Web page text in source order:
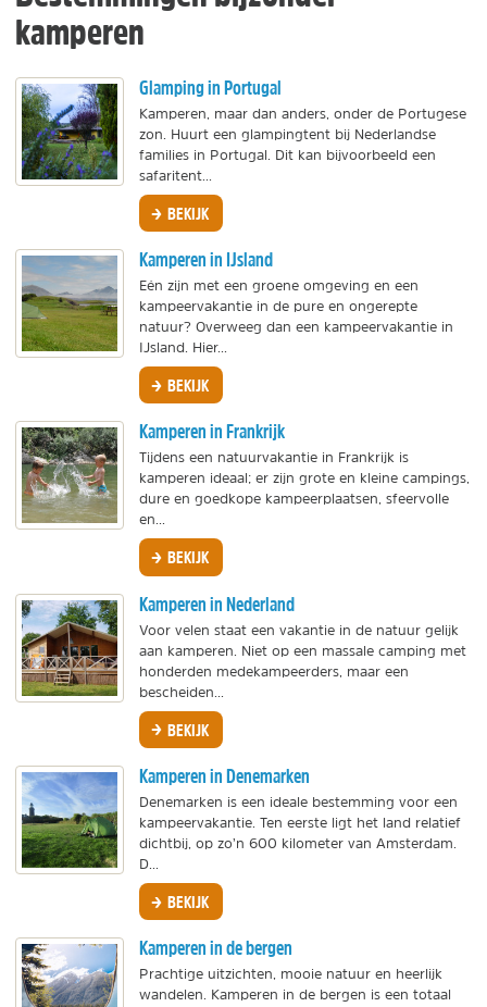
kamperen
Glamping in Portugal
Kamperen, maar dan anders, onder de Portugese
zon. Huurt een glampingtent bij Nederlandse
families in Portugal. Dit kan bijvoorbeeld een
safaritent...
BEKIJK
Kamperen in IJsland
Eén zijn met een groene omgeving en een
kampeervakantie in de pure en ongerepte
natuur? Overweeg dan een kampeervakantie in
IJsland. Hier...
BEKIJK
Kamperen in Frankrijk
Tijdens een natuurvakantie in Frankrijk is
kamperen ideaal; er zijn grote en kleine campings,
dure en goedkope kampeerplaatsen, sfeervolle
en...
BEKIJK
Kamperen in Nederland
Voor velen staat een vakantie in de natuur gelijk
aan kamperen. Niet op een massale camping met
honderden medekampeerders, maar een
bescheiden...
BEKIJK
Kamperen in Denemarken
Denemarken is een ideale bestemming voor een
kampeervakantie. Ten eerste ligt het land relatief
dichtbij, op zo’n 600 kilometer van Amsterdam.
D...
BEKIJK
Kamperen in de bergen
Prachtige uitzichten, mooie natuur en heerlijk
wandelen. Kamperen in de bergen is een totaal